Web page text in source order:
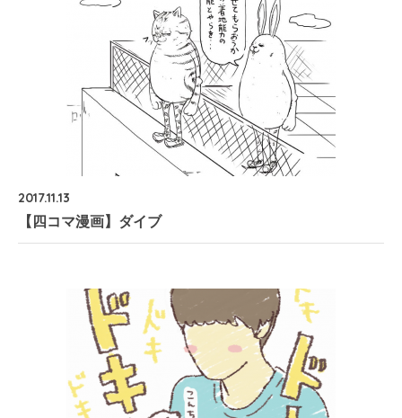
2017.11.13
【四コマ漫画】ダイブ